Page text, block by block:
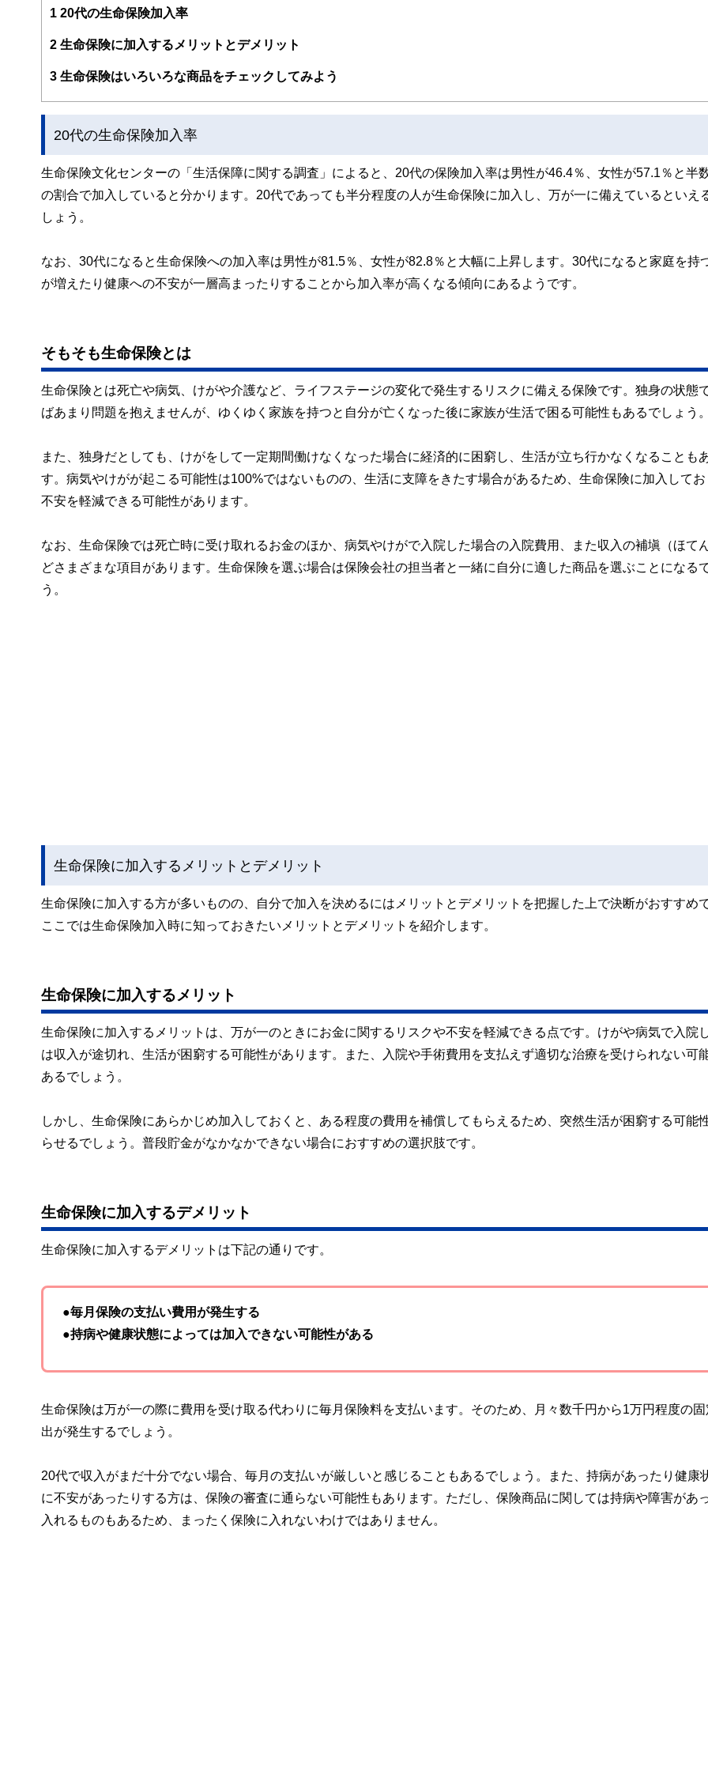
案から記事掲載まですべての工程に関わることで、読者目線のコンテンツを追求しています。
FinancialFieldの特徴は、ファイナンシャルプランナー、弁護士、税理士、宅地建物取引士、相続診断士、住宅ローンアドバイザー、DCプラン
ー、公認会計士、社会保険労務士、行政書士、投資アナリスト、キャリアコンサルタントなど150名以上の有資格者を執筆者・監修者として迎
私たちは、快適でより良い生活のアイデアを提供するお金のコンシェルジュを目指します。
1 20代の生命保険加入率
2 生命保険に加入するメリットとデメリット
3 生命保険はいろいろな商品をチェックしてみよう
20代の生命保険加入率
生命保険文化センターの「生活保障に関する調査」によると、20代の保険加入率は男性が46.4％、女性が57.1％と半
の割合で加入していると分かります。20代であっても半分程度の人が生命保険に加入し、万が一に備えているといえ
しょう。
なお、30代になると生命保険への加入率は男性が81.5％、女性が82.8％と大幅に上昇します。30代になると家庭を持
が増えたり健康への不安が一層高まったりすることから加入率が高くなる傾向にあるようです。
そもそも生命保険とは
生命保険とは死亡や病気、けがや介護など、ライフステージの変化で発生するリスクに備える保険です。独身の状態
ばあまり問題を抱えませんが、ゆくゆく家族を持つと自分が亡くなった後に家族が生活で困る可能性もあるでしょう。
また、独身だとしても、けがをして一定期間働けなくなった場合に経済的に困窮し、生活が立ち行かなくなることも
す。病気やけがが起こる可能性は100%ではないものの、生活に支障をきたす場合があるため、生命保険に加入してお
不安を軽減できる可能性があります。
なお、生命保険では死亡時に受け取れるお金のほか、病気やけがで入院した場合の入院費用、また収入の補塡（ほて
どさまざまな項目があります。生命保険を選ぶ場合は保険会社の担当者と一緒に自分に適した商品を選ぶことになる
う。
生命保険に加入するメリットとデメリット
生命保険に加入する方が多いものの、自分で加入を決めるにはメリットとデメリットを把握した上で決断がおすすめで
ここでは生命保険加入時に知っておきたいメリットとデメリットを紹介します。
生命保険に加入するメリット
生命保険に加入するメリットは、万が一のときにお金に関するリスクや不安を軽減できる点です。けがや病気で入院
は収入が途切れ、生活が困窮する可能性があります。また、入院や手術費用を支払えず適切な治療を受けられない可
あるでしょう。
しかし、生命保険にあらかじめ加入しておくと、ある程度の費用を補償してもらえるため、突然生活が困窮する可能
らせるでしょう。普段貯金がなかなかできない場合におすすめの選択肢です。
生命保険に加入するデメリット
生命保険に加入するデメリットは下記の通りです。
●毎月保険の支払い費用が発生する
●持病や健康状態によっては加入できない可能性がある
生命保険は万が一の際に費用を受け取る代わりに毎月保険料を支払います。そのため、月々数千円から1万円程度の固
出が発生するでしょう。
20代で収入がまだ十分でない場合、毎月の支払いが厳しいと感じることもあるでしょう。また、持病があったり健康
に不安があったりする方は、保険の審査に通らない可能性もあります。ただし、保険商品に関しては持病や障害があ
入れるものもあるため、まったく保険に入れないわけではありません。